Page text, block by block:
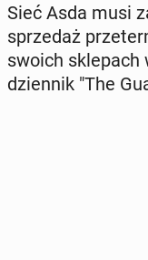
Sieć Asda musi
sprze­daż
swoich skle­pach
dzien­nik "The